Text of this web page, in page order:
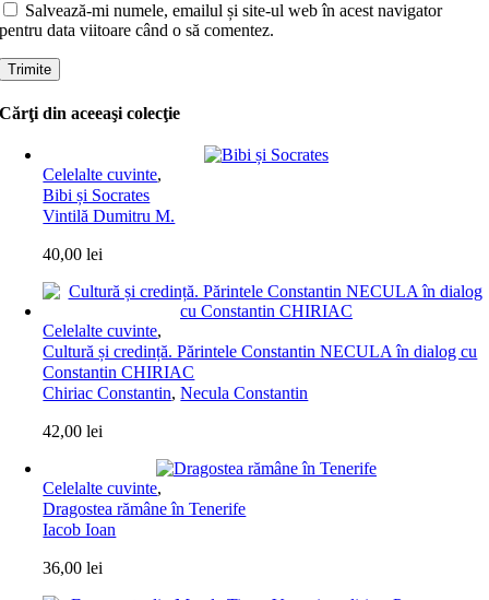
Salvează-mi numele, emailul și site-ul web în acest navigator
pentru data viitoare când o să comentez.
Cărţi din aceeaşi colecţie
Celelalte cuvinte,
Bibi și Socrates
Vintilă Dumitru M.
40,00lei
Celelalte cuvinte,
Cultură și credință. Părintele Constantin NECULA în dialog cu
Constantin CHIRIAC
Chiriac Constantin,Necula Constantin
42,00lei
Celelalte cuvinte,
Dragostea rămâne în Tenerife
Iacob Ioan
36,00lei